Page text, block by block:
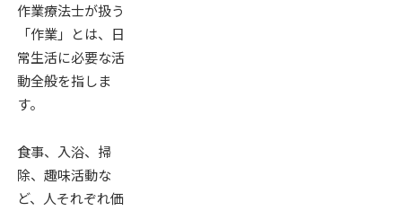
作業療法士が扱う
「作業」とは、日
常生活に必要な活
動全般を指しま
す。
食事、入浴、掃
除、趣味活動な
ど、人それぞれ価